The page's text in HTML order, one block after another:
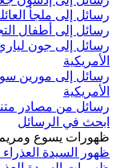
رسائل إلى ملجأ
رسائل إلى أطفال
رسائل إلى جون
الأمريكية
رسائل إلى مورين
الأمريكية
رسائل من مصادر
ابحث في الرسائل
ظهورات يسوع ومريم
ظهور السيدة